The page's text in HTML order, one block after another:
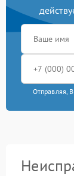
Отправляя,